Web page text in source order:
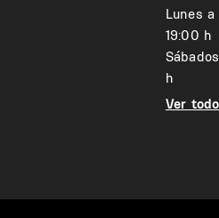
Lunes
19:00 h
h
Ver